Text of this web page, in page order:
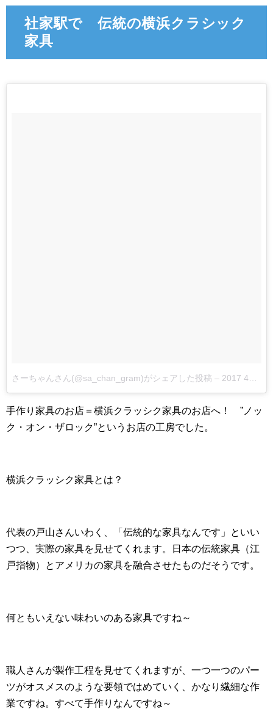
社家駅で 伝統の横浜クラシック
家具
さーちゃんさん(@sa_chan_gram)がシェアした投稿 – 2017 4月 5 6:45午前 PDT
手作り家具のお店＝横浜クラッシク家具のお店へ！ ”ノッ
ク・オン・ザロック”というお店の工房でした。
横浜クラッシク家具とは？
代表の戸山さんいわく、「伝統的な家具なんです」といい
つつ、実際の家具を見せてくれます。日本の伝統家具（江
戸指物）とアメリカの家具を融合させたものだそうです。
何ともいえない味わいのある家具ですね～
職人さんが製作工程を見せてくれますが、一つ一つのパー
ツがオスメスのような要領ではめていく、かなり繊細な作
業ですね。すべて手作りなんですね～